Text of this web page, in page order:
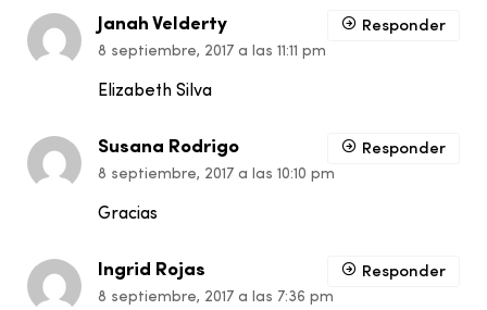
Janah Velderty
8 septiembre, 2017 a las 11:11 pm
Elizabeth Silva
Responder
Susana Rodrigo
8 septiembre, 2017 a las 10:10 pm
Gracias
Responder
Ingrid Rojas
8 septiembre, 2017 a las 7:36 pm
Responder